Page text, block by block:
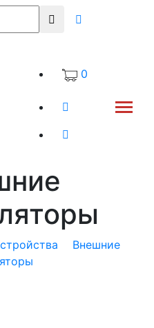
0
Внешние